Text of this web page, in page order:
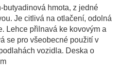
butyadinová hmota, z jedné
Je citlivá na otlačení, odolná
Lehce přilnavá ke kovovým a
se pro všeobecné použití v
vozidla. Deska o